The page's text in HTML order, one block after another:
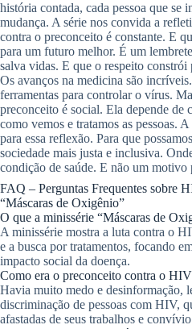
história contada, cada pessoa que se
mudança. A série nos convida a
contra o preconceito é constante. E
para um futuro melhor. É um
salva vidas. E que o respeito constrói
Os avanços na medicina são
ferramentas para controlar o vírus.
preconceito é social. Ela depende de
como vemos e tratamos as pessoas.
para essa reflexão. Para que
sociedade mais justa e inclusiva.
condição de saúde. E não um motivo
FAQ – Perguntas Frequentes sobre
“Máscaras de Oxigênio”
O que a minissérie “Máscaras de
A minissérie mostra a luta contra o
e a busca por tratamentos, focando
impacto social da doença.
Como era o preconceito contra o
Havia muito medo e desinformação,
discriminação de pessoas com HIV,
afastadas de seus trabalhos e